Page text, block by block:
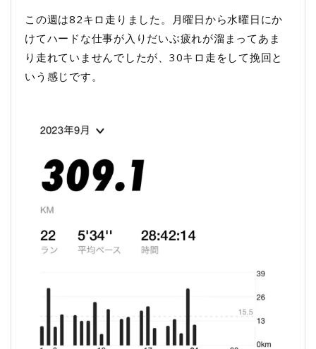
この週は82キロ走りました。月曜日から水曜日にか
けてハードな仕事が入りだいぶ疲れが溜まってあま
り走れていませんでしたが、30キロ走をして挽回と
いう感じです。